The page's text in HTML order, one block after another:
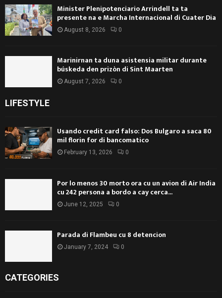
Minister Plenipotenciario Arrindell ta ta
presente na e Marcha Internacional di Cuater Dia
August 8, 2026 0
Marinirnan ta duna asistensia militar durante
búskeda den prizòn di Sint Maarten
August 7, 2026 0
LIFESTYLE
Usando credit card falso: Dos Bulgaro a saca 80
mil florin for di bancomatico
February 13, 2026 0
Por lo menos 30 morto ora cu un avion di Air India
cu 242 persona a bordo a cay cerca...
June 12, 2025 0
Parada di Flambeu cu 8 detencion
January 7, 2024 0
CATEGORIES